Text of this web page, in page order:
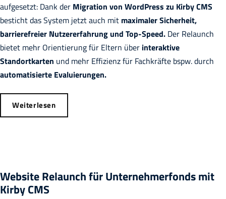
aufgesetzt: Dank der Migration von WordPress zu Kirby CMS
besticht das System jetzt auch mit maximaler Sicherheit,
barrierefreier Nutzererfahrung und Top-Speed. Der Relaunch
bietet mehr Orientierung für Eltern über interaktive
Standortkarten und mehr Effizienz für Fachkräfte bspw. durch
automatisierte Evaluierungen.
Weiterlesen
Website Relaunch für Unternehmerfonds mit
Kirby CMS